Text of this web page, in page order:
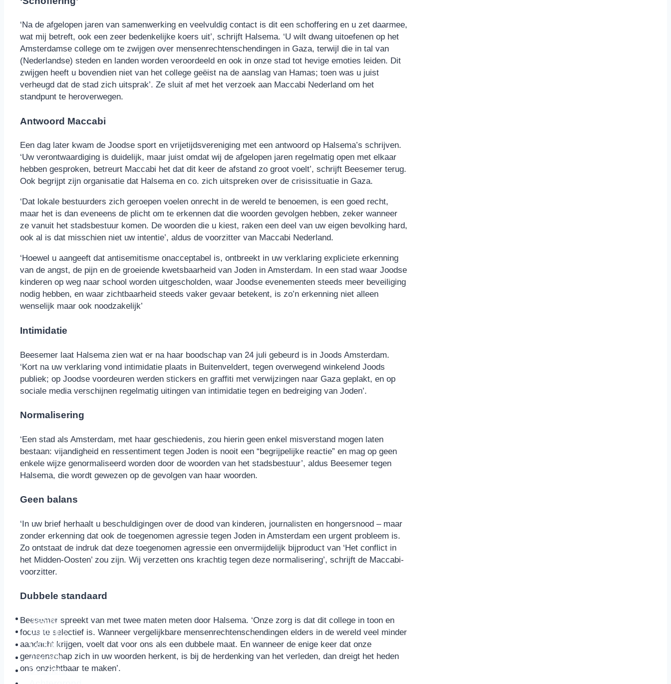
Nieuws
Columns
Cultuur
Agenda
Dossiers
‘Na de afgelopen jaren van samenwerking en veelvuldig contact is dit een schoffering en u zet daarmee,
wat mij betreft, ook een zeer bedenkelijke koers uit’, schrijft Halsema. ‘U wilt dwang uitoefenen op het
Amsterdamse college om te zwijgen over mensenrechtenschendingen in Gaza, terwijl die in tal van
(Nederlandse) steden en landen worden veroordeeld en ook in onze stad tot hevige emoties leiden. Dit
zwijgen heeft u bovendien niet van het college geëist na de aanslag van Hamas; toen was u juist
verheugd dat de stad zich uitsprak’. Ze sluit af met het verzoek aan Maccabi Nederland om het
standpunt te heroverwegen.
Antwoord Maccabi
Een dag later kwam de Joodse sport en vrijetijdsvereniging met een antwoord op Halsema’s schrijven.
‘Uw verontwaardiging is duidelijk, maar juist omdat wij de afgelopen jaren regelmatig open met elkaar
hebben gesproken, betreurt Maccabi het dat dit keer de afstand zo groot voelt’, schrijft Beesemer terug.
Ook begrijpt zijn organisatie dat Halsema en co. zich uitspreken over de crisissituatie in Gaza.
‘Dat lokale bestuurders zich geroepen voelen onrecht in de wereld te benoemen, is een goed recht,
maar het is dan eveneens de plicht om te erkennen dat die woorden gevolgen hebben, zeker wanneer
ze vanuit het stadsbestuur komen. De woorden die u kiest, raken een deel van uw eigen bevolking hard,
ook al is dat misschien niet uw intentie’, aldus de voorzitter van Maccabi Nederland.
‘Hoewel u aangeeft dat antisemitisme onacceptabel is, ontbreekt in uw verklaring expliciete erkenning
van de angst, de pijn en de groeiende kwetsbaarheid van Joden in Amsterdam. In een stad waar Joodse
kinderen op weg naar school worden uitgescholden, waar Joodse evenementen steeds meer beveiliging
nodig hebben, en waar zichtbaarheid steeds vaker gevaar betekent, is zo’n erkenning niet alleen
wenselijk maar ook noodzakelijk’
Intimidatie
Beesemer laat Halsema zien wat er na haar boodschap van 24 juli gebeurd is in Joods Amsterdam.
‘Kort na uw verklaring vond intimidatie plaats in Buitenveldert, tegen overwegend winkelend Joods
publiek; op Joodse voordeuren werden stickers en graffiti met verwijzingen naar Gaza geplakt, en op
sociale media verschijnen regelmatig uitingen van intimidatie tegen en bedreiging van Joden’.
Normalisering
‘Een stad als Amsterdam, met haar geschiedenis, zou hierin geen enkel misverstand mogen laten
bestaan: vijandigheid en ressentiment tegen Joden is nooit een “begrijpelijke reactie” en mag op geen
enkele wijze genormaliseerd worden door de woorden van het stadsbestuur’, aldus Beesemer tegen
Halsema, die wordt gewezen op de gevolgen van haar woorden.
Geen balans
‘In uw brief herhaalt u beschuldigingen over de dood van kinderen, journalisten en hongersnood – maar
zonder erkenning dat ook de toegenomen agressie tegen Joden in Amsterdam een urgent probleem is.
Zo ontstaat de indruk dat deze toegenomen agressie een onvermijdelijk bijproduct van ‘Het conflict in
het Midden-Oosten’ zou zijn. Wij verzetten ons krachtig tegen deze normalisering’, schrijft de Maccabi-
voorzitter.
Dubbele standaard
Beesemer spreekt van met twee maten meten door Halsema. ‘Onze zorg is dat dit college in toon en
focus te selectief is. Wanneer vergelijkbare mensenrechtenschendingen elders in de wereld veel minder
aandacht krijgen, voelt dat voor ons als een dubbele maat. En wanneer de enige keer dat onze
gemeenschap zich in uw woorden herkent, is bij de herdenking van het verleden, dan dreigt het heden
ons onzichtbaar te maken’.